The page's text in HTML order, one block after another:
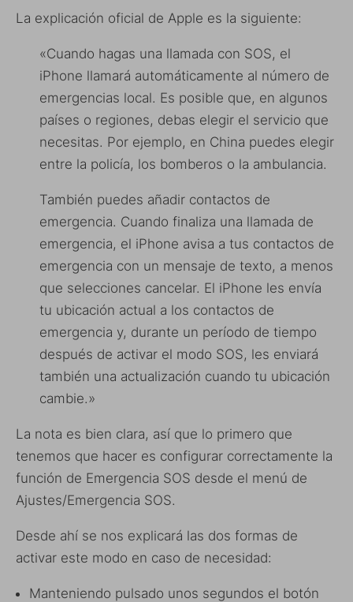
La explicación oficial de Apple es la siguiente:
«Cuando hagas una llamada con SOS, el
iPhone llamará automáticamente al número de
emergencias local. Es posible que, en algunos
países o regiones, debas elegir el servicio que
necesitas. Por ejemplo, en China puedes elegir
entre la policía, los bomberos o la ambulancia.
También puedes añadir contactos de
emergencia. Cuando finaliza una llamada de
emergencia, el iPhone avisa a tus contactos de
emergencia con un mensaje de texto, a menos
que selecciones cancelar. El iPhone les envía
tu ubicación actual a los contactos de
emergencia y, durante un período de tiempo
después de activar el modo SOS, les enviará
también una actualización cuando tu ubicación
cambie.»
La nota es bien clara, así que lo primero que
tenemos que hacer es configurar correctamente la
función de Emergencia SOS desde el menú de
Ajustes/Emergencia SOS.
Desde ahí se nos explicará las dos formas de
activar este modo en caso de necesidad:
Manteniendo pulsado unos segundos el botón